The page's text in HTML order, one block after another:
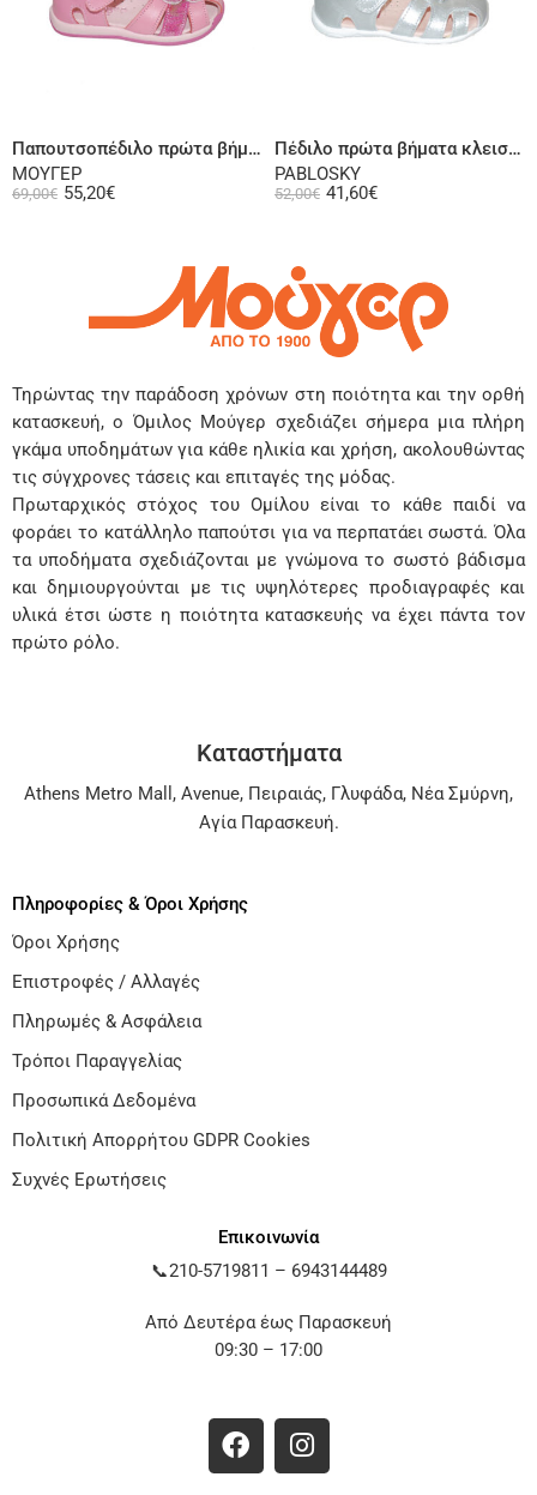
Παπουτσοπέδιλο πρώτα βήματα ψηλή φτέρνα δερμάτινο φούξια
ΜΟΥΓΕΡ
69,00€ 55,20€
Πέδιλο πρώτα βήματα κλειστή φτέρνα δερμάτινο σε ασημί
PABLOSKY
52,00€ 41,60€
Τηρώντας την παράδοση χρόνων στη ποιότητα και την ορθή
κατασκευή, ο Όμιλος Μούγερ σχεδιάζει σήμερα μια πλήρη
γκάμα υποδημάτων για κάθε ηλικία και χρήση, ακολουθώντας
τις σύγχρονες τάσεις και επιταγές της μόδας.
Πρωταρχικός στόχος του Ομίλου είναι το κάθε παιδί να
φοράει το κατάλληλο παπούτσι για να περπατάει σωστά. Όλα
τα υποδήματα σχεδιάζονται με γνώμονα το σωστό βάδισμα
και δημιουργούνται με τις υψηλότερες προδιαγραφές και
υλικά έτσι ώστε η ποιότητα κατασκευής να έχει πάντα τον
πρώτο ρόλο.
Καταστήματα
Athens Metro Mall , Avenue, Πειραιάς, Γλυφάδα, Νέα Σμύρνη,
Αγία Παρασκευή.
Πληροφορίες & Όροι Χρήσης
Όροι Χρήσης
Επιστροφές / Αλλαγές
Πληρωμές & Ασφάλεια
Τρόποι Παραγγελίας
Προσωπικά Δεδομένα
Πολιτική Απορρήτου GDPR Cookies
Συχνές Ερωτήσεις
Επικοινωνία
📞210-5719811 – 6943144489
Από Δευτέρα έως Παρασκευή
09:30 – 17:00